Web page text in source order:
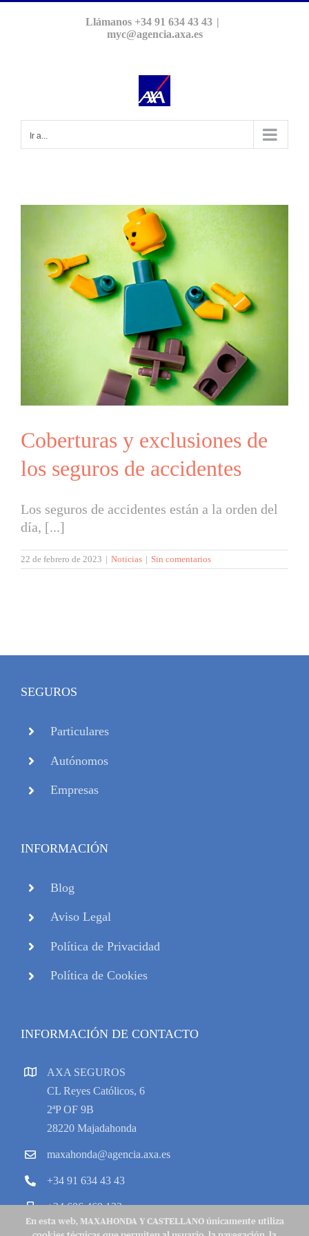
Llámanos +34 91 634 43 43 |
myc@agencia.axa.es
Ir a...
Coberturas y exclusiones de
los seguros de accidentes
Los seguros de accidentes están a la orden del
día, [...]
22 de febrero de 2023 | Noticias | Sin comentarios
SEGUROS
Particulares
Autónomos
Empresas
INFORMACIÓN
Blog
Aviso Legal
Política de Privacidad
Política de Cookies
INFORMACIÓN DE CONTACTO
AXA SEGUROS
CL Reyes Católicos, 6
2ªP OF 9B
28220 Majadahonda
maxahonda@agencia.axa.es
+34 91 634 43 43
+34 606 469 133
En esta web, MAXAHONDA Y CASTELLANO únicamente utiliza